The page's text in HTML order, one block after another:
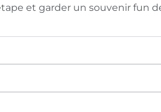
et garder un souvenir fun